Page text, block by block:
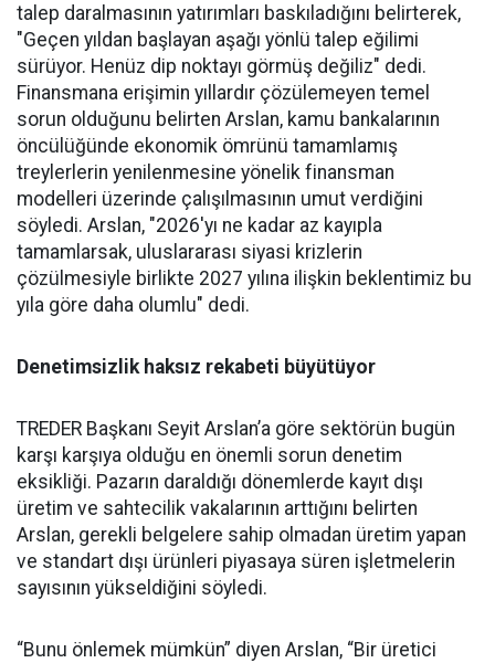
talep daralmasının yatırımları baskıladığını belirterek,
"Geçen yıldan başlayan aşağı yönlü talep eğilimi
sürüyor. Henüz dip nok­tayı görmüş değiliz" dedi.
Finans­mana erişimin yıllardır çözüle­meyen temel
sorun olduğunu be­lirten Arslan, kamu bankalarının
öncülüğünde ekonomik ömrü­nü tamamlamış
treylerlerin ye­nilenmesine yönelik finansman
modelleri üzerinde çalışılması­nın umut verdiğini
söyledi. Ars­lan, "2026'yı ne kadar az kayıpla
tamamlarsak, uluslararası siya­si krizlerin
çözülmesiyle birlik­te 2027 yılına ilişkin beklentimiz bu
yıla göre daha olumlu" dedi.
Denetimsizlik haksız rekabeti büyütüyor
TREDER Başkanı Seyit Arslan’a göre sektörün bugün
karşı karşıya olduğu en önemli sorun denetim
eksikliği. Pazarın daraldığı dönemlerde kayıt dışı
üretim ve sahtecilik vakalarının arttığını belirten
Arslan, gerekli belgelere sahip olmadan üretim yapan
ve standart dışı ürünleri piyasaya süren işletmelerin
sayısının yükseldiğini söyledi.
“Bunu önlemek mümkün” diyen Arslan, “Bir üretici